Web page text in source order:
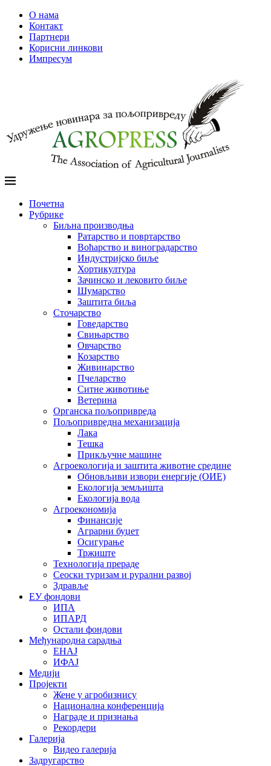
О нама
Контакт
Партнери
Корисни линкови
Импресум
Почетна
Рубрике
Биљна производња
Ратарство и повртарство
Воћарство и виноградарство
Индустријско биље
Хортикултура
Зачинско и лековито биље
Шумарство
Заштита биља
Сточарство
Говедарство
Свињарство
Овчарство
Козарство
Живинарство
Пчеларство
Ситне животиње
Ветерина
Органска пољопривреда
Пољопривредна механизација
Лака
Тешка
Прикључне машине
Агроекологија и заштита животне средине
Обновљиви извори енергије (ОИЕ)
Екологија земљишта
Екологија вода
Агроекономија
Финансије
Аграрни буџет
Осигурање
Тржиште
Технологија прераде
Сеоски туризам и рурални развој
Здравље
ЕУ фондови
ИПА
ИПАРД
Остали фондови
Међународна сарадња
ЕНАЈ
ИФАЈ
Медији
Пројекти
Жене у агробизнису
Национална конференција
Награде и признања
Рекордери
Галерија
Видео галерија
Задругарство